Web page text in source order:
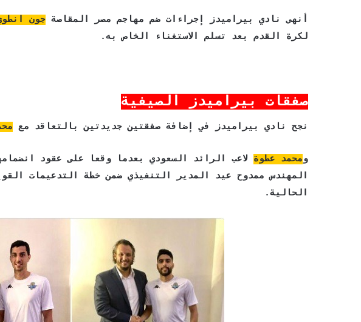
أنهى نادي بيراميدز إجراءات ضم مهاجم مصر المقاصة جون
لكرة القدم بعد تسلم الاستغناء الخاص به.
صفقات بيراميدز الصيفية
نجح نادي بيراميدز في إضافة صفقتين جديدتين بالتعاقد مع
ومحمد عطوة لاعب الرائد السعودي بعدما وقعا على عقود
المهندس ممدوح عيد المدير التنفيذي ضمن خطة التدعيمات
الحالية.